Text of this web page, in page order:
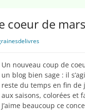
coeur de
Un nouveau coup de
un blog bien sage : il
reste du temps en fin de
aux saisons, colorées et
J’aime beaucoup ce